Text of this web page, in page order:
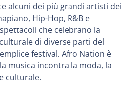
alcuni dei più grandi artisti dei
Hip-Hop, R&B e
che celebrano la
di diverse parti del
festival, Afro Nation è
musica incontra la moda, la
culturale.